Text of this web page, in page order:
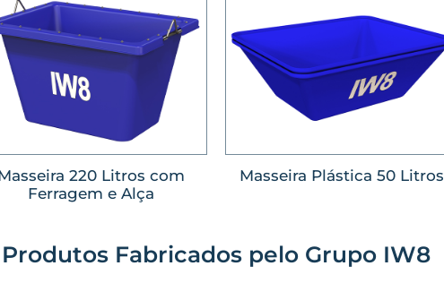
220 Litros com
Ferragem e Alça
Masseira Plástica 50 Litros
Produtos Fabricados pelo Grupo IW8